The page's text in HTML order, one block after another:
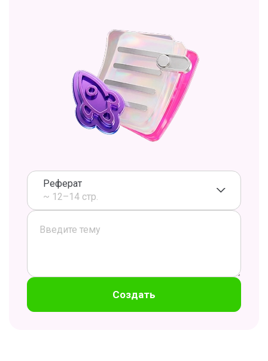
Реферат
~ 12–14 стр.
Создать